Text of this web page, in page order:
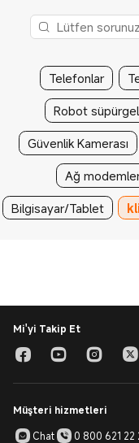
Telefonlar
Robot
Güvenlik Kamerası
Ağ
Bilgisayar/Tablet
Mi'yi Takip Et
Müşteri hizmetleri
Chat
0 800 621 22